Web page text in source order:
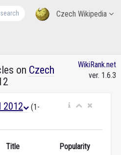
Czech Wikipedia
on Czech
WikiRank.net
ver. 1.6.3
2012
(1-
Title Popularity